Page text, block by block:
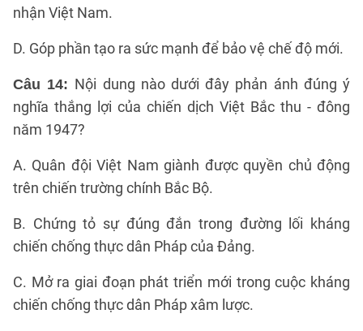
nhận Việt Nam.
D. Góp phần tạo ra sức mạnh để bảo vệ chế độ mới.
Câu 14: Nội dung nào dưới đây phản ánh đúng ý
nghĩa thắng lợi của chiến dịch Việt Bắc thu - đông
năm 1947?
A. Quân đội Việt Nam giành được quyền chủ động
trên chiến trường chính Bắc Bộ.
B. Chứng tỏ sự đúng đắn trong đường lối kháng
chiến chống thực dân Pháp của Đảng.
C. Mở ra giai đoạn phát triển mới trong cuộc kháng
chiến chống thực dân Pháp xâm lược.